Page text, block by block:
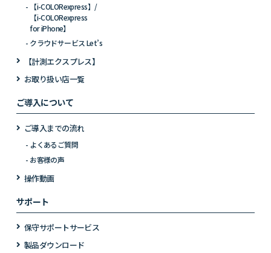
【i-COLORexpress】/
【i-COLORexpress
for iPhone】
クラウドサービス Let’s
【計測エクスプレス】
お取り扱い店一覧
ご導入について
ご導入までの流れ
よくあるご質問
お客様の声
操作動画
サポート
保守サポートサービス
製品ダウンロード